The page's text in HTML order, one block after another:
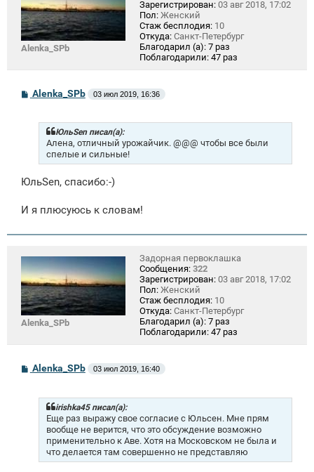
Alenka_SPb
Зарегистрирован: 03 авг 2018, 17:02
Пол: Женский
Стаж бесплодия: 10
Откуда: Санкт-Петербург
Благодарил (а): 7 раз
Поблагодарили: 47 раз
С
о
Alenka_SPb 03 июл 2019, 16:36
ЮльSen писал(а):
Алена, отличный урожайчик. @@@ чтобы все были
спелые и сильные!
ЮльSen, спасибо:-)
И я плюсуюсь к словам!
Alenka_SPb
Задорная первоклашка
Сообщения: 322
Зарегистрирован: 03 авг 2018, 17:02
Пол: Женский
Стаж бесплодия: 10
Откуда: Санкт-Петербург
Благодарил (а): 7 раз
Поблагодарили: 47 раз
С
Alenka_SPb 03 июл 2019, 16:40
irishka45 писал(а):
Еще раз выражу свое согласие с Юльсен. Мне прям
вообще не верится, что это обсуждение возможно
применительно к Аве. Хотя на Московском не была и
что делается там совершенно не представляю